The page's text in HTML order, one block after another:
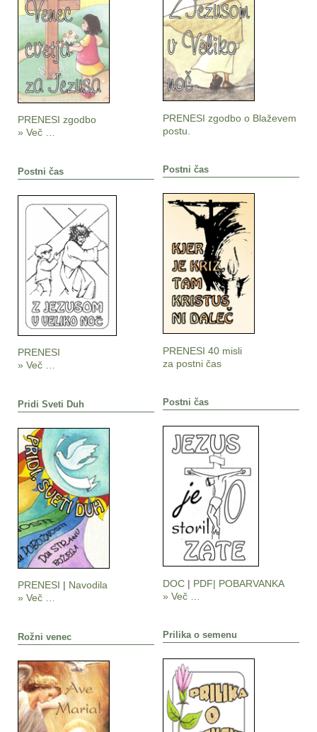
PRENESI zgodbo o Blaževem
postu.
PRENESI zgodbo
» Več …
Postni čas
PRENESI 40 misli
za postni čas
Postni čas
PRENESI
» Več …
Postni čas
DOC | PDF| POBARVANKA
» Več …
Pridi Sveti Duh
PRENESI | Navodila
» Več …
Prilika o semenu
Rožni venec